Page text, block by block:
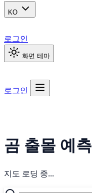
KO
로그인
화면 테마
로그인
곰 출몰 예측
지도 로딩 중...